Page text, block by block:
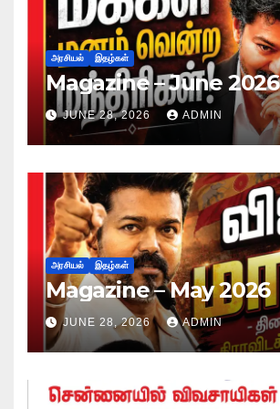
அரசியல் இதழ்கள்
Magazine – June 2026
JUNE 28, 2026 ADMIN
அரசியல் இதழ்கள்
Magazine – May 2026
JUNE 28, 2026 ADMIN